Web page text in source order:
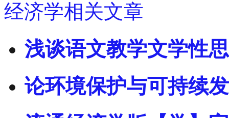
经济学相关文章
浅谈语文教学文学性
论环境保护与可持续